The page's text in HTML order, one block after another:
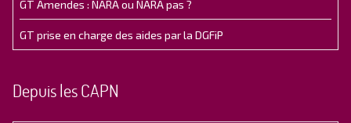
GT Amendes : NARA ou NARA pas ?
GT prise en charge des aides par la DGFiP
Depuis les CAPN